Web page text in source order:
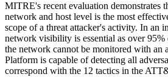
MITRE's recent evaluation demonstrates
network and host level is the most
scope of a threat attacker's activity. In an
network visibility is essential as over 95%
the network cannot be monitored with an
Platform is capable of detecting all
correspond with the 12 tactics in the